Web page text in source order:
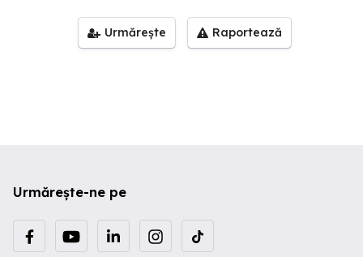
Urmărește Raportează
Urmărește-ne pe